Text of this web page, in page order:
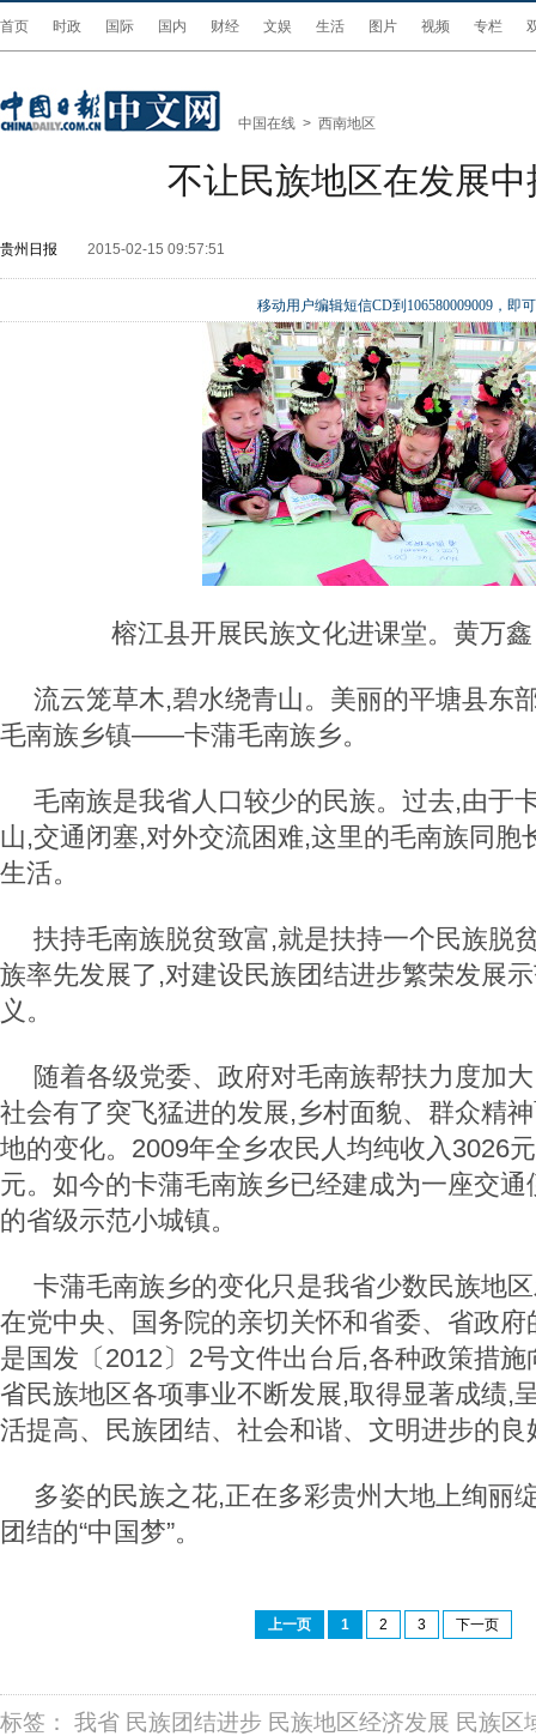
首页 时政 国际 国内 财经 文娱 生活 图片 视频 专栏
中国在线 > 西南地区
不让民族地区在发展中
贵州日报 2015-02-15 09:57:51
移动用户编辑短信CD到106580009009，即
榕江县开展民族文化进课堂。黄万
流云笼草木,碧水绕青山。美丽的平塘县东
毛南族乡镇——卡蒲毛南族乡。
毛南族是我省人口较少的民族。过去,由于
山,交通闭塞,对外交流困难,这里的毛南族同胞
生活。
扶持毛南族脱贫致富,就是扶持一个民族脱
族率先发展了,对建设民族团结进步繁荣发展
义。
随着各级党委、政府对毛南族帮扶力度加
社会有了突飞猛进的发展,乡村面貌、群众精
地的变化。2009年全乡农民人均纯收入3026
元。如今的卡蒲毛南族乡已经建成为一座交
的省级示范小城镇。
卡蒲毛南族乡的变化只是我省少数民族地
在党中央、国务院的亲切关怀和省委、省政
是国发〔2012〕2号文件出台后,各种政策措
省民族地区各项事业不断发展,取得显著成绩,
活提高、民族团结、社会和谐、文明进步的良
多姿的民族之花,正在多彩贵州大地上绚丽
团结的“中国梦”。
上一页 1 2 3 下一页
标签： 我省 民族团结进步 民族地区经济发展 民族区